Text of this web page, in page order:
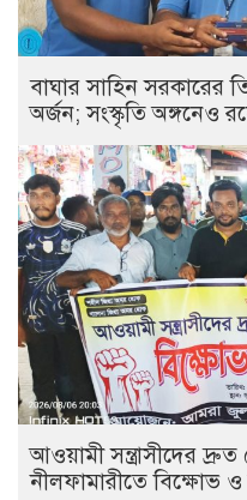
বাঘার সাহিন সরকারের
অর্জন; সংস্কৃতি অঙ্গনেও
আওয়ামী সন্ত্রাসীদের
নীলফামারীতে বিক্ষোভ